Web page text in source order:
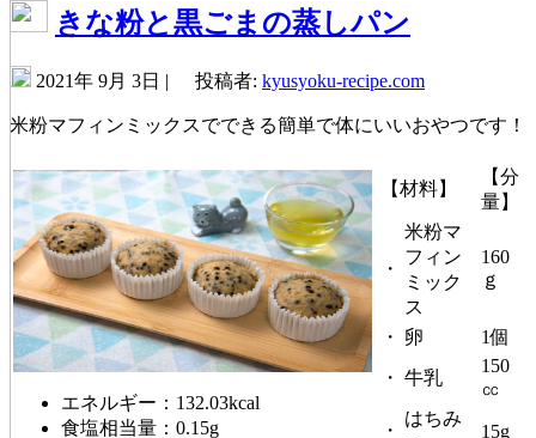
きな粉と黒ごまの蒸しパン
2021年 9月 3日 | 投稿者: kyusyoku-recipe.com
米粉マフィンミックスでできる簡単で体にいいおやつです！
エネルギー：132.03kcal
食塩相当量：0.15g
【材料】
【分
量】
・
米粉マ
フィン
ミック
ス
160
ｇ
・ 卵
1個
・ 牛乳
150
㏄
・
はちみ
15g